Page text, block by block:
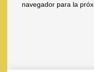
navegador para la